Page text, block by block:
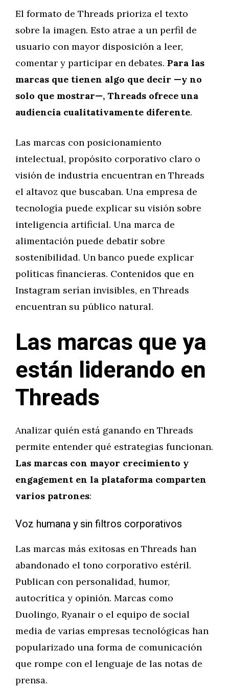
El formato de Threads prioriza el texto
sobre la imagen. Esto atrae a un perfil de
usuario con mayor disposición a leer,
comentar y participar en debates. Para las
marcas que tienen algo que decir —y no
solo que mostrar—, Threads ofrece una
audiencia cualitativamente diferente.
Las marcas con posicionamiento
intelectual, propósito corporativo claro o
visión de industria encuentran en Threads
el altavoz que buscaban. Una empresa de
tecnología puede explicar su visión sobre
inteligencia artificial. Una marca de
alimentación puede debatir sobre
sostenibilidad. Un banco puede explicar
políticas financieras. Contenidos que en
Instagram serían invisibles, en Threads
encuentran su público natural.
Las marcas que ya
están liderando en
Threads
Analizar quién está ganando en Threads
permite entender qué estrategias funcionan.
Las marcas con mayor crecimiento y
engagement en la plataforma comparten
varios patrones:
Voz humana y sin filtros corporativos
Las marcas más exitosas en Threads han
abandonado el tono corporativo estéril.
Publican con personalidad, humor,
autocrítica y opinión. Marcas como
Duolingo, Ryanair o el equipo de social
media de varias empresas tecnológicas han
popularizado una forma de comunicación
que rompe con el lenguaje de las notas de
prensa.